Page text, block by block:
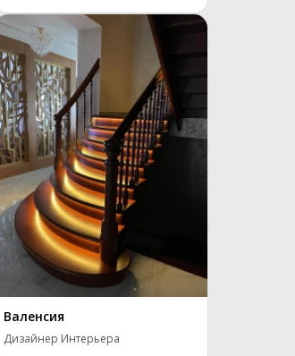
Валенсия
Дизайнер Интерьера